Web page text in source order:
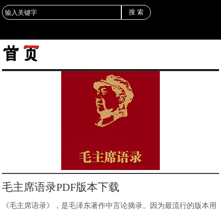
毛主席语录PDF版本下载
《毛主席语录》，是毛泽东著作中言论摘录。因为最流行的版本用